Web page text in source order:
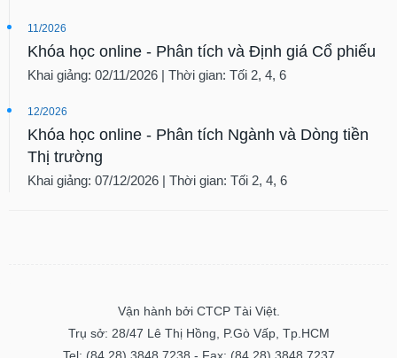
11/2026
Khóa học online - Phân tích và Định giá Cổ phiếu
Khai giảng: 02/11/2026 | Thời gian: Tối 2, 4, 6
12/2026
Khóa học online - Phân tích Ngành và Dòng tiền
Thị trường
Khai giảng: 07/12/2026 | Thời gian: Tối 2, 4, 6
Vận hành bởi CTCP Tài Việt.
Trụ sở: 28/47 Lê Thị Hồng, P.Gò Vấp, Tp.HCM